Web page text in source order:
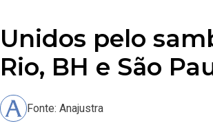
Unidos pelo
Rio, BH e São
Fonte: Anajustra